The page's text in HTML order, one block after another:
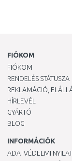
FIÓKOM
FIÓKOM
RENDELÉS STÁTUSZA
REKLAMÁCIÓ,
HÍRLEVÉL
GYÁRTÓ
BLOG
INFORMÁCIÓK
ADATVÉDELMI